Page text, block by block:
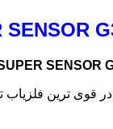
SENSOR
قوی ترین فلزیاب